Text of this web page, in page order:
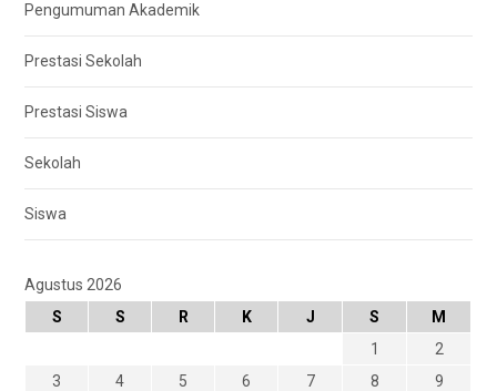
Pengumuman Akademik
Prestasi Sekolah
Prestasi Siswa
Sekolah
Siswa
Agustus 2026
S
S R K J S
M
1
2
3
4 5 6 7 8
9